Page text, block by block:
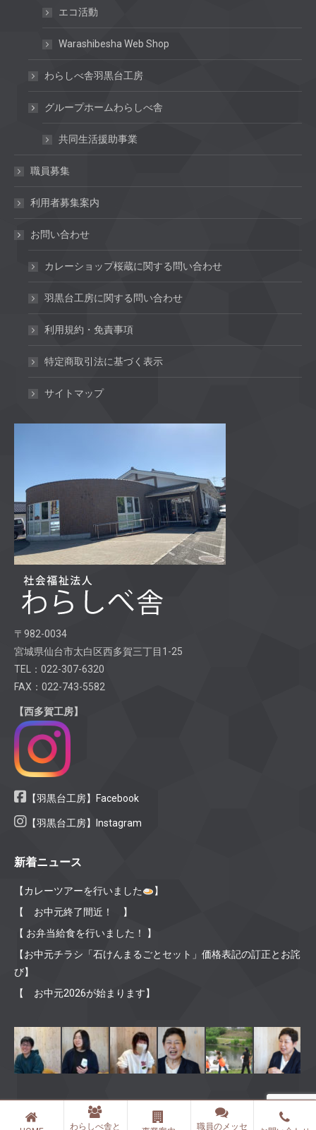
エコ活動
Warashibesha Web Shop
わらしべ舎羽黒台工房
グループホームわらしべ舎
共同生活援助事業
職員募集
利用者募集案内
お問い合わせ
カレーショップ桜蔵に関する問い合わせ
羽黒台工房に関する問い合わせ
利用規約・免責事項
特定商取引法に基づく表示
サイトマップ
〒982-0034
宮城県仙台市太白区西多賀三丁目1-25
TEL：022-307-6320
FAX：022-743-5582
【西多賀工房】
【羽黒台工房】Facebook
【羽黒台工房】Instagram
新着ニュース
【カレーツアーを行いました
】
【 お中元終了間近！ 】
【 お弁当給食を行いました！ 】
【お中元チラシ「石けんまるごとセット」価格表記の訂正とお詫
び】
【 お中元2026が始まります】
Ⓒ 2019 社会福祉法人 わらしべ舎 All rights reserved.
わらしべ舎と 職員のメッセ